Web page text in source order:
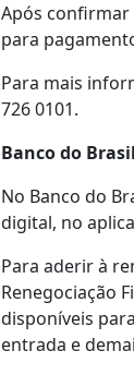
Após confirmar
para
Para mais
726 0101.
Banco do Brasil
No Banco do
digital, no
Para aderir à
Renegociação
disponíveis
entrada e